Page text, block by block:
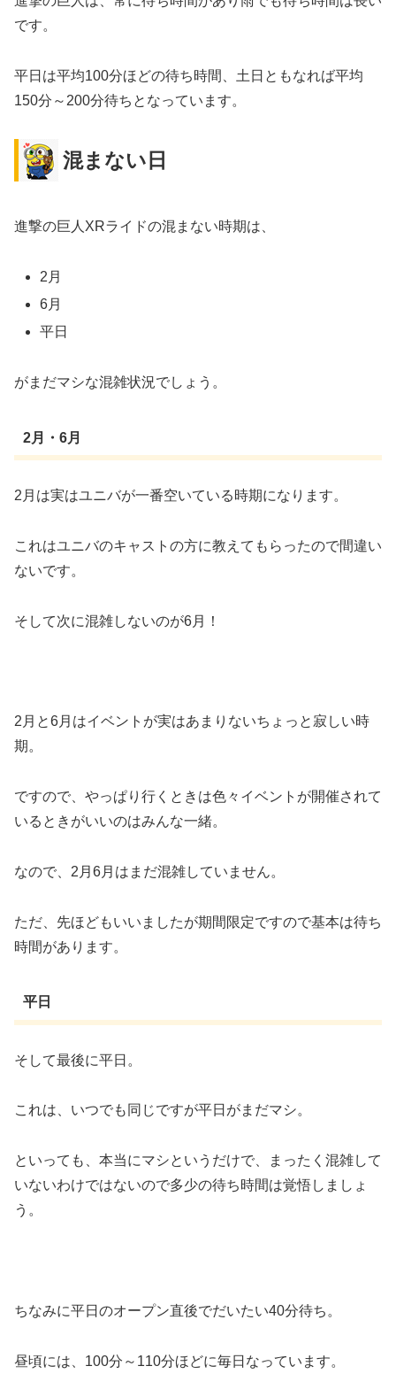
です。
平日は平均100分ほどの待ち時間、土日ともなれば平均
150分～200分待ちとなっています。
混まない日
進撃の巨人XRライドの混まない時期は、
2月
6月
平日
がまだマシな混雑状況でしょう。
2月・6月
2月は実はユニバが一番空いている時期になります。
これはユニバのキャストの方に教えてもらったので間違い
ないです。
そして次に混雑しないのが6月！
2月と6月はイベントが実はあまりないちょっと寂しい時
期。
ですので、やっぱり行くときは色々イベントが開催されて
いるときがいいのはみんな一緒。
なので、2月6月はまだ混雑していません。
ただ、先ほどもいいましたが期間限定ですので基本は待ち
時間があります。
平日
そして最後に平日。
これは、いつでも同じですが平日がまだマシ。
といっても、本当にマシというだけで、まったく混雑して
いないわけではないので多少の待ち時間は覚悟しましょ
う。
ちなみに平日のオープン直後でだいたい40分待ち。
昼頃には、100分～110分ほどに毎日なっています。